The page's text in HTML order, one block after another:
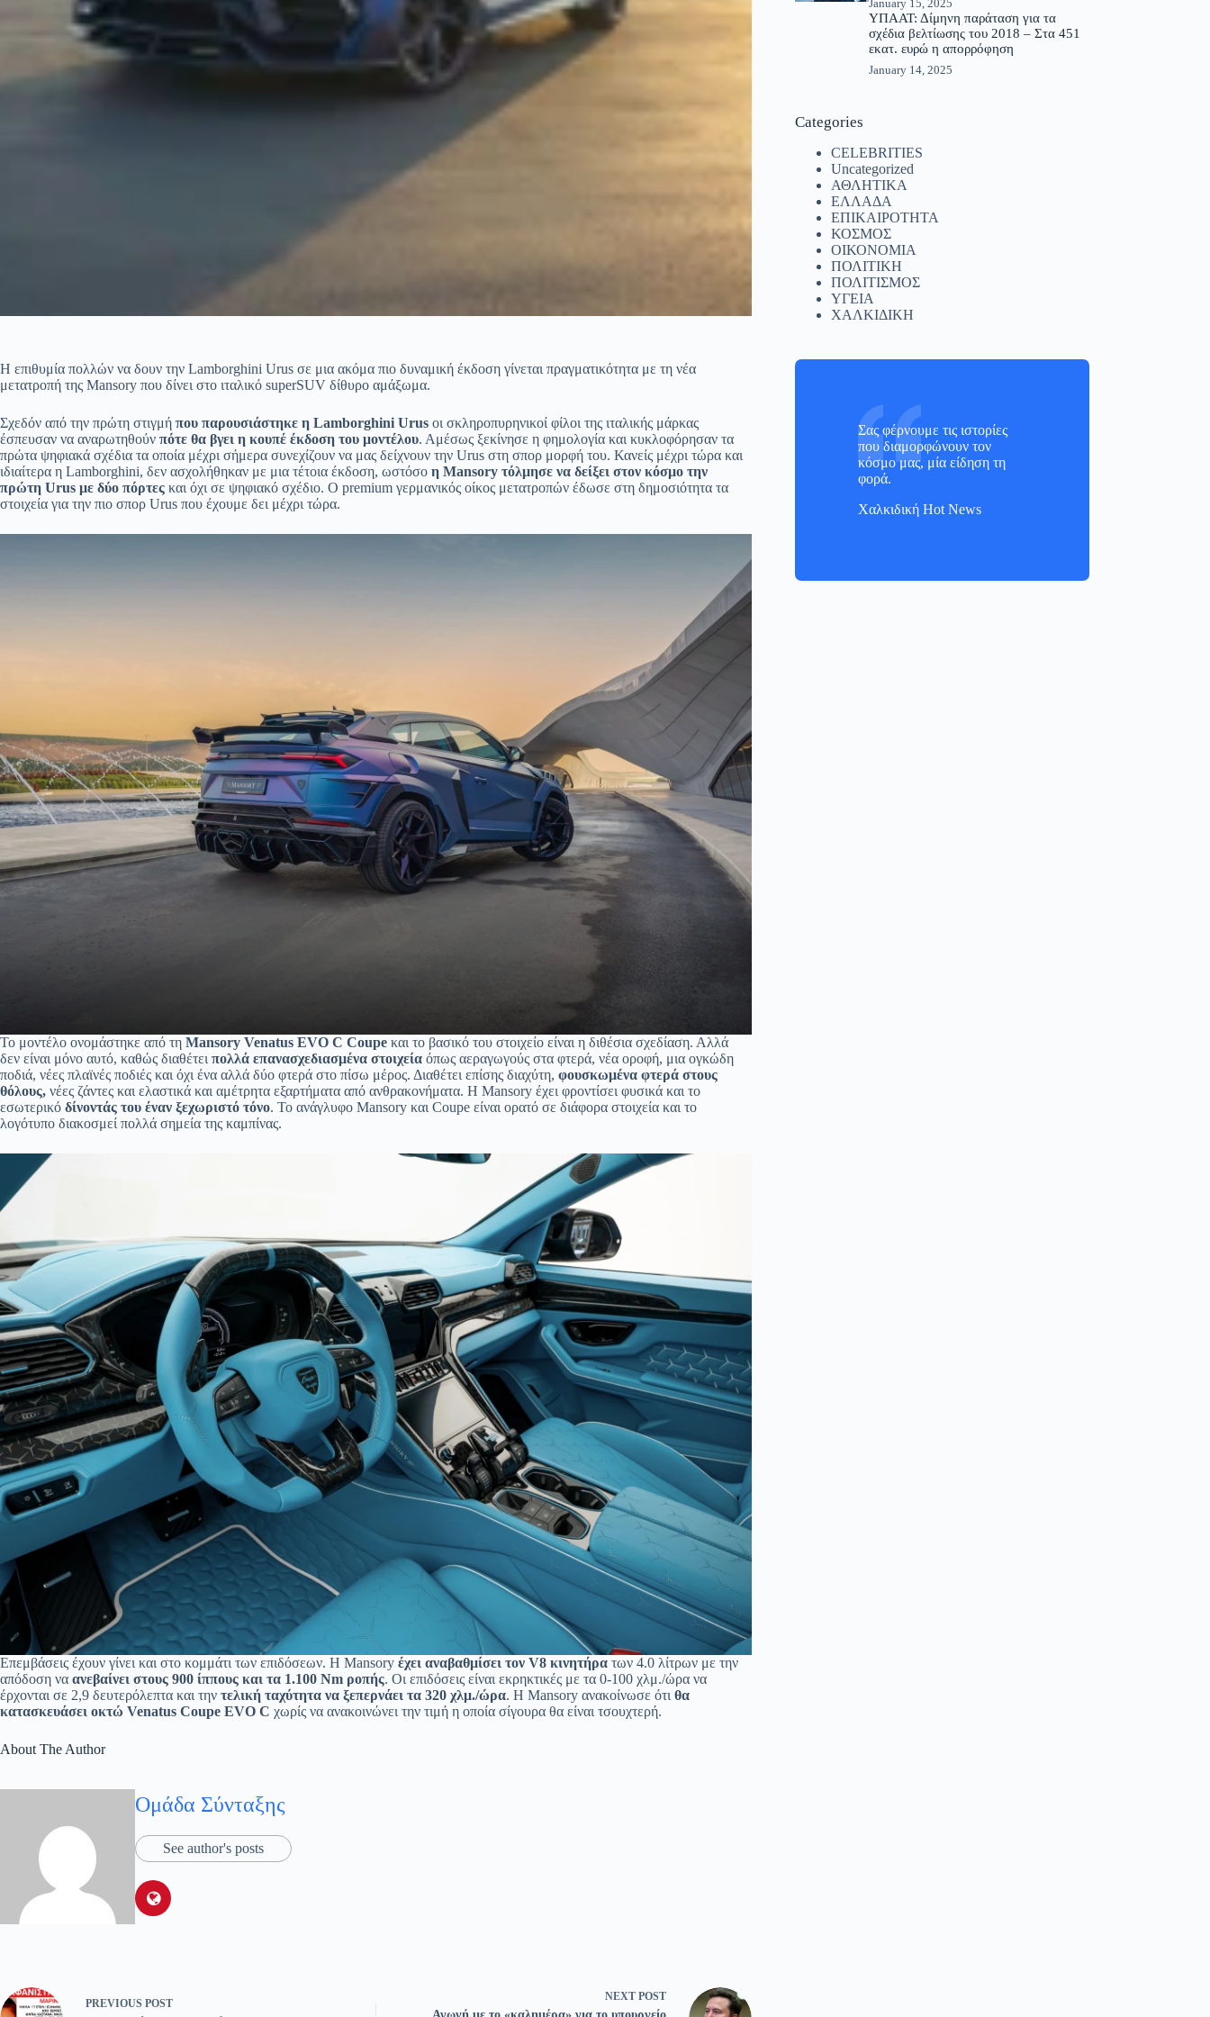
Η επιθυμία πολλών να δουν την Lamborghini Urus σε μια ακόμα πιο δυναμική έκδοση γίνεται πραγματικότητα με τη νέα
μετατροπή της Mansory που δίνει στο ιταλικό superSUV δίθυρο αμάξωμα.
Σχεδόν από την πρώτη στιγμή που παρουσιάστηκε η Lamborghini Urus οι σκληροπυρηνικοί φίλοι της ιταλικής μάρκας
έσπευσαν να αναρωτηθούν πότε θα βγει η κουπέ έκδοση του μοντέλου. Αμέσως ξεκίνησε η φημολογία και κυκλοφόρησαν τα
πρώτα ψηφιακά σχέδια τα οποία μέχρι σήμερα συνεχίζουν να μας δείχνουν την Urus στη σπορ μορφή του. Κανείς μέχρι τώρα και
ιδιαίτερα η Lamborghini, δεν ασχολήθηκαν με μια τέτοια έκδοση, ωστόσο η Mansory τόλμησε να δείξει στον κόσμο την
πρώτη Urus με δύο πόρτες και όχι σε ψηφιακό σχέδιο. Ο premium γερμανικός οίκος μετατροπών έδωσε στη δημοσιότητα τα
στοιχεία για την πιο σπορ Urus που έχουμε δει μέχρι τώρα.
Το μοντέλο ονομάστηκε από τη Mansory Venatus EVO C Coupe και το βασικό του στοιχείο είναι η διθέσια σχεδίαση. Αλλά
δεν είναι μόνο αυτό, καθώς διαθέτει πολλά επανασχεδιασμένα στοιχεία όπως αεραγωγούς στα φτερά, νέα οροφή, μια ογκώδη
ποδιά, νέες πλαϊνές ποδιές και όχι ένα αλλά δύο φτερά στο πίσω μέρος. Διαθέτει επίσης διαχύτη, φουσκωμένα φτερά στους
θόλους, νέες ζάντες και ελαστικά και αμέτρητα εξαρτήματα από ανθρακονήματα. Η Mansory έχει φροντίσει φυσικά και το
εσωτερικό δίνοντάς του έναν ξεχωριστό τόνο. Το ανάγλυφο Mansory και Coupe είναι ορατό σε διάφορα στοιχεία και το
λογότυπο διακοσμεί πολλά σημεία της καμπίνας.
Επεμβάσεις έχουν γίνει και στο κομμάτι των επιδόσεων. Η Mansory έχει αναβαθμίσει τον V8 κινητήρα των 4.0 λίτρων με την
απόδοση να ανεβαίνει στους 900 ίππους και τα 1.100 Nm ροπής. Οι επιδόσεις είναι εκρηκτικές με τα 0-100 χλμ./ώρα να
έρχονται σε 2,9 δευτερόλεπτα και την τελική ταχύτητα να ξεπερνάει τα 320 χλμ./ώρα. Η Mansory ανακοίνωσε ότι θα
κατασκευάσει οκτώ Venatus Coupe EVO C χωρίς να ανακοινώνει την τιμή η οποία σίγουρα θα είναι τσουχτερή.
About The Author
Ομάδα Σύνταξης
See author's posts
PREVIOUS POST
NEXT POST
January 15, 2025
ΥΠΑΑΤ: Δίμηνη παράταση για τα
σχέδια βελτίωσης του 2018 – Στα 451
εκατ. ευρώ η απορρόφηση
January 14, 2025
Categories
CELEBRITIES
Uncategorized
ΑΘΛΗΤΙΚΑ
ΕΛΛΑΔΑ
ΕΠΙΚΑΙΡΟΤΗΤΑ
ΚΟΣΜΟΣ
ΟΙΚΟΝΟΜΙΑ
ΠΟΛΙΤΙΚΗ
ΠΟΛΙΤΙΣΜΟΣ
ΥΓΕΙΑ
ΧΑΛΚΙΔΙΚΗ
Σας φέρνουμε τις ιστορίες
που διαμορφώνουν τον
κόσμο μας, μία είδηση τη
φορά.
Χαλκιδική Hot News